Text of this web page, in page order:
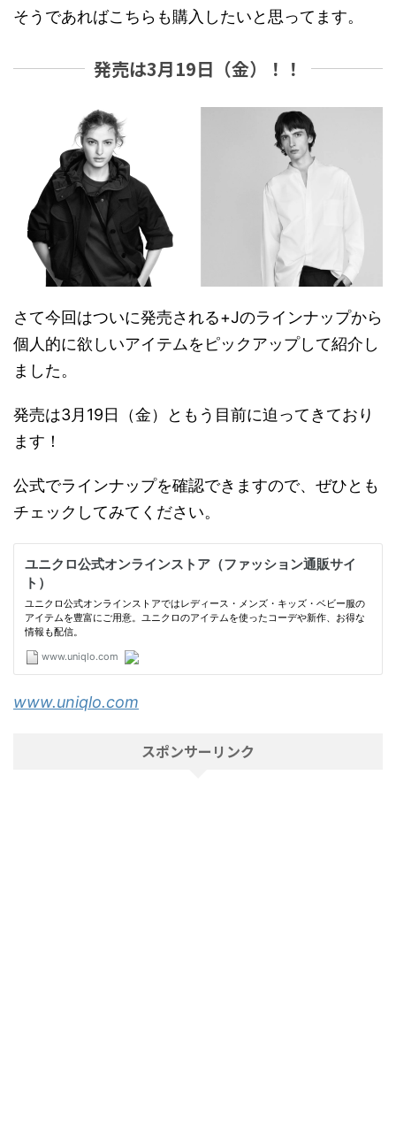
そうであればこちらも購入したいと思ってます。
発売は3月19日（金）！！
さて今回はついに発売される+Jのラインナップから
個人的に欲しいアイテムをピックアップして紹介し
ました。
発売は3月19日（金）ともう目前に迫ってきており
ます！
公式でラインナップを確認できますので、ぜひとも
チェックしてみてください。
www.uniqlo.com
スポンサーリンク